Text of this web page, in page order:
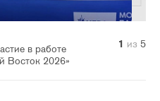
в работе
Восток 2026»
1 из 5
2 из 5
3 из 5
4 из 5
5 из 5